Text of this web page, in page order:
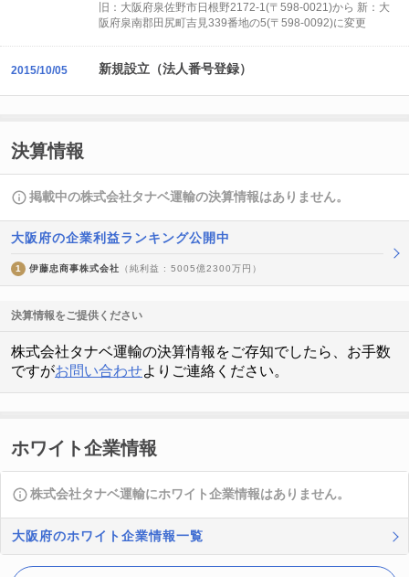
旧：大阪府泉佐野市日根野2172-1(〒598-0021)から 新：大
阪府泉南郡田尻町吉見339番地の5(〒598-0092)に変更
2015/10/05 新規設立（法人番号登録）
決算情報
掲載中の株式会社タナベ運輸の決算情報はありません。
大阪府の企業利益ランキング公開中
1 伊藤忠商事株式会社 （純利益 : 5005億2300万円）
決算情報をご提供ください
株式会社タナベ運輸の決算情報をご存知でしたら、お手数
ですがお問い合わせよりご連絡ください。
ホワイト企業情報
株式会社タナベ運輸にホワイト企業情報はありません。
大阪府のホワイト企業情報一覧